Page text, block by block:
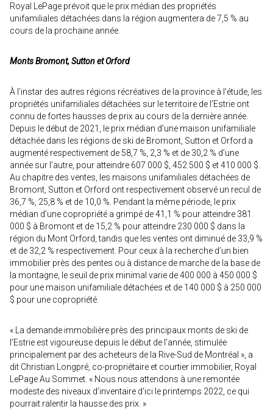
Royal LePage prévoit que le prix médian des propriétés
unifamiliales détachées dans la région augmentera de 7,5 % au
cours de la prochaine année.
Monts Bromont, Sutton et Orford
À l’instar des autres régions récréatives de la province à l’étude, les
propriétés unifamiliales détachées sur le territoire de l’Estrie ont
connu de fortes hausses de prix au cours de la dernière année.
Depuis le début de 2021, le prix médian d’une maison unifamiliale
détachée dans les régions de ski de Bromont, Sutton et Orford a
augmenté respectivement de 58,7 %, 2,3 % et de 30,2 % d’une
année sur l’autre, pour atteindre 607 000 $, 452 500 $ et 410 000 $.
Au chapitre des ventes, les maisons unifamiliales détachées de
Bromont, Sutton et Orford ont respectivement observé un recul de
36,7 %, 25,8 % et de 10,0 %. Pendant la même période, le prix
médian d’une copropriété a grimpé de 41,1 % pour atteindre 381
000 $ à Bromont et de 15,2 % pour atteindre 230 000 $ dans la
région du Mont Orford, tandis que les ventes ont diminué de 33,9 %
et de 32,2 % respectivement. Pour ceux à la recherche d’un bien
immobilier près des pentes ou à distance de marche de la base de
la montagne, le seuil de prix minimal varie de 400 000 à 450 000 $
pour une maison unifamiliale détachées et de 140 000 $ à 250 000
$ pour une copropriété.
« La demande immobilière près des principaux monts de ski de
l’Estrie est vigoureuse depuis le début de l’année, stimulée
principalement par des acheteurs de la Rive-Sud de Montréal », a
dit Christian Longpré, co-propriétaire et courtier immobilier, Royal
LePage Au Sommet. « Nous nous attendons à une remontée
modeste des niveaux d’inventaire d’ici le printemps 2022, ce qui
pourrait ralentir la hausse des prix. »